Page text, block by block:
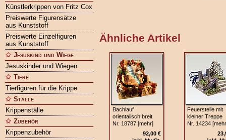
Künstlerkrippen von Fritz Cox
Preiswerte Figurensätze
aus Kunststoff
Preiswerte Einzelfiguren
aus Kunststoff
Jesuskind und Wiege
Jesuskinder und Wiegen
Tiere
Tierfiguren für die Krippe
Ställe
Krippenställe
Zubehör
Krippenzubehör
Ähnliche Artikel
Bachlauf
orientalisch breit
Nr. 18787 [mehr]
92,00 €
Feuerstelle mit
kleiner Treppe
Nr. 14234